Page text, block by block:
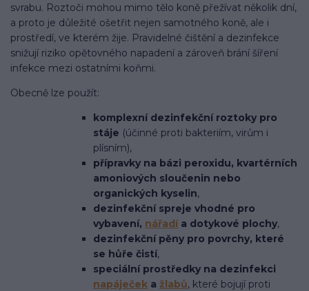
svrabu. Roztoči mohou mimo tělo koně přežívat několik dní,
a proto je důležité ošetřit nejen samotného koně, ale i
prostředí, ve kterém žije. Pravidelné čištění a dezinfekce
snižují riziko opětovného napadení a zároveň brání šíření
infekce mezi ostatními koňmi.
Obecně lze použít:
komplexní dezinfekční roztoky pro
stáje (účinné proti bakteriím, virům i
plísním),
přípravky na bázi peroxidu, kvartérních
amoniových sloučenin nebo
organických kyselin,
dezinfekční spreje vhodné pro
vybavení, nářadía dotykové plochy,
dezinfekční pěny pro povrchy, které
se hůře čistí,
speciální prostředky na dezinfekci
napáječek a žlabů, které bojují proti